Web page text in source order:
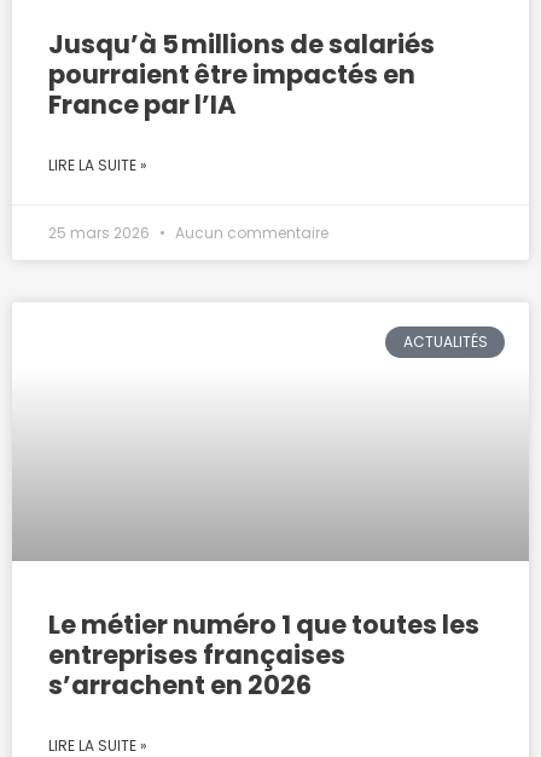
Jusqu’à 5 millions de salariés
pourraient être impactés en
France par l’IA
LIRE LA SUITE »
25 mars 2026 Aucun commentaire
ACTUALITÉS
Le métier numéro 1 que toutes les
entreprises françaises
s’arrachent en 2026
LIRE LA SUITE »